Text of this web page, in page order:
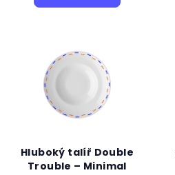
Hluboký talíř Double
Trouble – Minimal